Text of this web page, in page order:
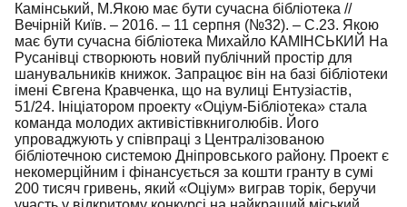
Камінський, М.Якою має бути сучасна бібліотека //
Вечірній Київ. – 2016. – 11 серпня (№32). – С.23. Якою
має бути сучасна бібліотека Михайло КАМІНСЬКИЙ На
Русанівці створюють новий публічний простір для
шанувальників книжок. Запрацює він на базі бібліотеки
імені Євгена Кравченка, що на вулиці Ентузіастів,
51/24. Ініціатором проекту «Оціум-Бібліотека» стала
команда молодих активістівкниголюбів. Його
упроваджують у співпраці з Централізованою
бібліотечною системою Дніпровського району. Проект є
некомерційним і фінансується за кошти гранту в сумі
200 тисяч гривень, який «Оціум» виграв торік, беручи